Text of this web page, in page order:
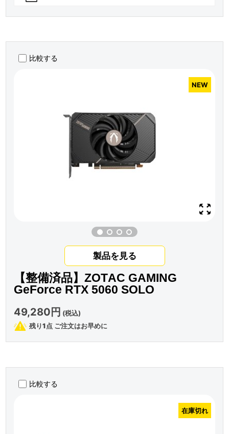
比較する
NEW
製品を見る
【整備済品】ZOTAC GAMING
GeForce RTX 5060 SOLO
49,280円 (税込)
残り1点 ご注文はお早めに
比較する
在庫切れ